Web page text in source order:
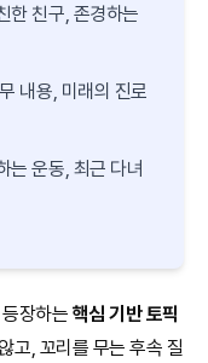
한 친구, 존경하는
내용, 미래의 진로
는 운동, 최근 다녀
장하는 핵심 기반 토픽
고, 꼬리를 무는 후속 질